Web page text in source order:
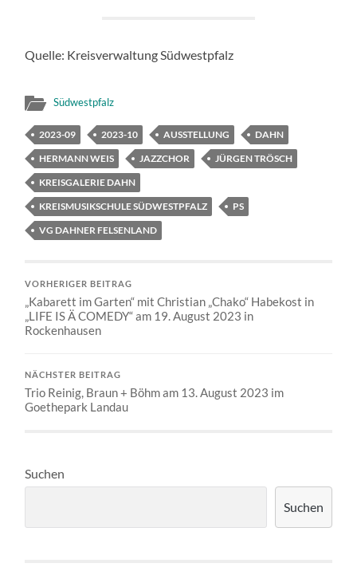
Quelle: Kreisverwaltung Südwestpfalz
Südwestpfalz
2023-09 2023-10 AUSSTELLUNG
DAHN
HERMANN WEIS
JAZZCHOR
JÜRGEN TRÖSCH
KREISGALERIE DAHN
KREISMUSIKSCHULE SÜDWESTPFALZ
PS
VG DAHNER FELSENLAND
VORHERIGER BEITRAG
„Kabarett im Garten“ mit Christian „Chako“ Habekost in
„LIFE IS Ä COMEDY“ am 19. August 2023 in
Rockenhausen
NÄCHSTER BEITRAG
Trio Reinig, Braun + Böhm am 13. August 2023 im
Goethepark Landau
Suchen
Suchen